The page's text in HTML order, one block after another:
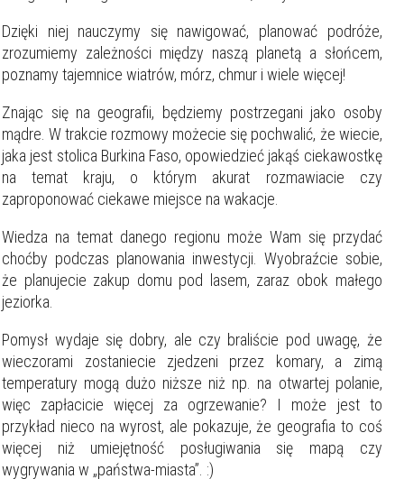
Dzięki niej nauczymy się nawigować, planować podróże,
zrozumiemy zależności między naszą planetą a słońcem,
poznamy tajemnice wiatrów, mórz, chmur i wiele więcej!
Znając się na geografii, będziemy postrzegani jako osoby
mądre. W trakcie rozmowy możecie się pochwalić, że wiecie,
jaka jest stolica Burkina Faso, opowiedzieć jakąś ciekawostkę
na temat kraju, o którym akurat rozmawiacie czy
zaproponować ciekawe miejsce na wakacje.
Wiedza na temat danego regionu może Wam się przydać
choćby podczas planowania inwestycji. Wyobraźcie sobie,
że planujecie zakup domu pod lasem, zaraz obok małego
jeziorka.
Pomysł wydaje się dobry, ale czy braliście pod uwagę, że
wieczorami zostaniecie zjedzeni przez komary, a zimą
temperatury mogą dużo niższe niż np. na otwartej polanie,
więc zapłacicie więcej za ogrzewanie? I może jest to
przykład nieco na wyrost, ale pokazuje, że geografia to coś
więcej niż umiejętność posługiwania się mapą czy
wygrywania w „państwa-miasta”. :)